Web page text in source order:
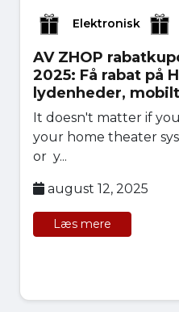
Elektronisk
AV ZHOP
2025: Få rabat på
lydenheder,
It doesn't matter if
your home theater
or y...
august 12, 2025
Læs mere